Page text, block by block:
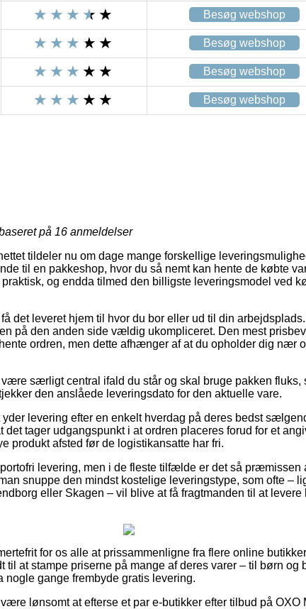
Besøg webshop
Besøg webshop
Besøg webshop
Besøg webshop
på 16 anmeldelser
tildeler nu om dage mange forskellige
til en pakkeshop, hvor du så nemt kan hente de købte
og endda tilmed den billigste leveringsmodel ved
det leveret hjem til hvor du bor eller ud til din
på den anden side vældig ukompliceret. Den mest
ordren, men dette afhænger af at du opholder dig nær
særligt central ifald du står og skal bruge pakken fluks,
den anslåede leveringsdato for den aktuelle vare.
levering efter en enkelt hverdag på deres bedst
tager udgangspunkt i at ordren placeres forud for et
produkt afsted før de logistikansatte har fri.
levering, men i de fleste tilfælde er det så præmissen
snuppe den mindst kostelige leveringstype, som ofte –
eller Skagen – vil blive at få fragtmanden til at
for os alle at prissammenligne fra flere online
til at stampe priserne på mange af deres varer – til børn og
nogle gange frembyde gratis levering.
lønsomt at efterse et par e-butikker efter tilbud på